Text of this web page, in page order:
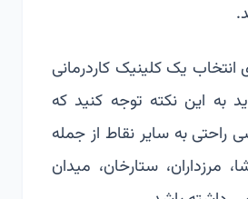
انتخاب یک کلینیک کاردرمانی
به این نکته توجه کنید که
راحتی به سایر نقاط از جمله
مرزداران، ستارخان، میدان